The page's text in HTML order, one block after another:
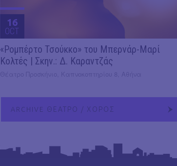
16
OCT
«Ρομπέρτο Τσούκκο» του Μπερνάρ-Μαρί
Κολτές | Σκην.: Δ. Καραντζάς
ARCHIVE ΘΕΑΤΡΟ / ΧΟΡΟΣ